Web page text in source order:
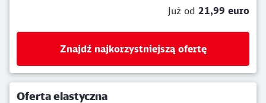
Już od 21,99 euro
Znajdź najkorzystniejszą ofertę
Oferta elastyczna